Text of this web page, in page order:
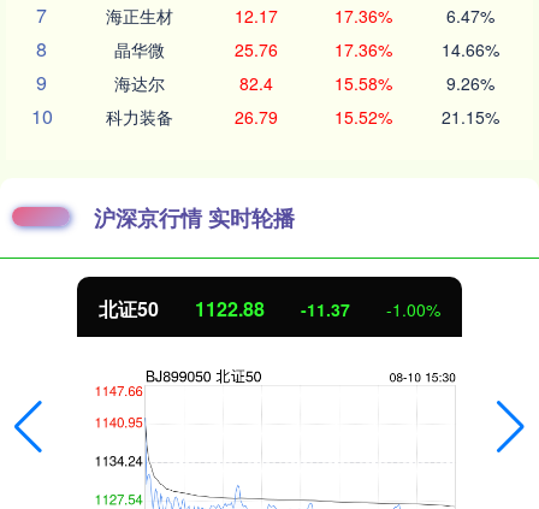
7 海正生材 12.17 17.36% 6.47%
8 晶华微 25.76 17.36% 14.66%
9 海达尔 82.4 15.58% 9.26%
10 科力装备 26.79 15.52% 21.15%
沪深京行情 实时轮播
北证50 1122.88 -11.37 -1.00%